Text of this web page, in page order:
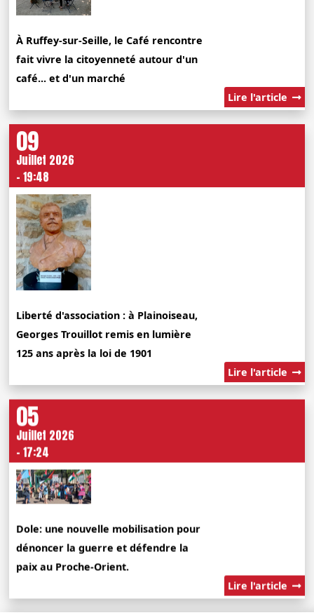
À Ruffey-sur-Seille, le Café rencontre
fait vivre la citoyenneté autour d'un
café... et d'un marché
Lire l'article
09
Juillet 2026
- 19:48
Liberté d'association : à Plainoiseau,
Georges Trouillot remis en lumière
125 ans après la loi de 1901
Lire l'article
05
Juillet 2026
- 17:24
Dole: une nouvelle mobilisation pour
dénoncer la guerre et défendre la
paix au Proche-Orient.
Lire l'article